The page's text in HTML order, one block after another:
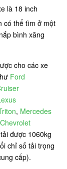
là 18 inch
có thể tìm ở một
bình xăng
cho các xe
Ford
, Mercedes
Chevrolet
được 1060kg
chỉ số tải trọng
cấp).